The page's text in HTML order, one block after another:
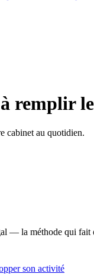
remplir
cabinet au quotidien.
la méthode qui fait
son activité